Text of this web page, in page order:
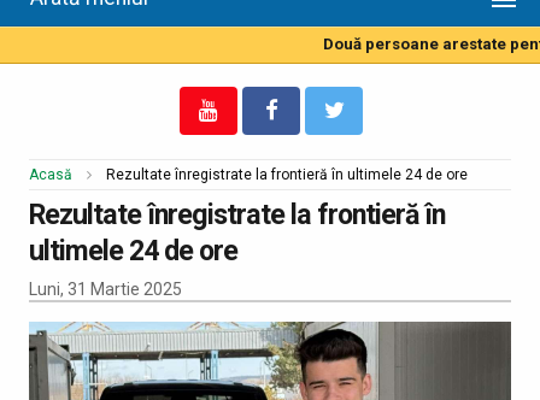
Două persoane arestate
Acasă Rezultate înregistrate la frontieră în ultimele 24 de ore
Rezultate înregistrate la frontieră în
ultimele 24 de ore
Luni, 31 Martie 2025